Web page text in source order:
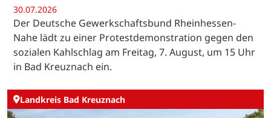
30.07.2026
Der Deutsche Gewerkschaftsbund Rheinhessen-
Nahe lädt zu einer Protestdemonstration gegen den
sozialen Kahlschlag am Freitag, 7. August, um 15 Uhr
in Bad Kreuznach ein.
Landkreis Bad Kreuznach